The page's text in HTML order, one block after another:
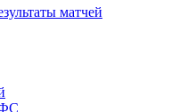
матчей